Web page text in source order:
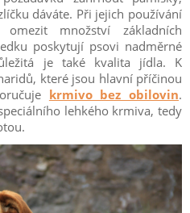
dáváte. Při jejich používání
množství základních
poskytují psovi nadměrné
je také kvalita jídla. K
které jsou hlavní příčinou
krmivo bez obilovin.
lehkého krmiva, tedy